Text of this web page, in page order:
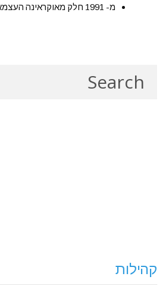
מ- 1991 חלק מאוקראינה העצמאית.
קהילות